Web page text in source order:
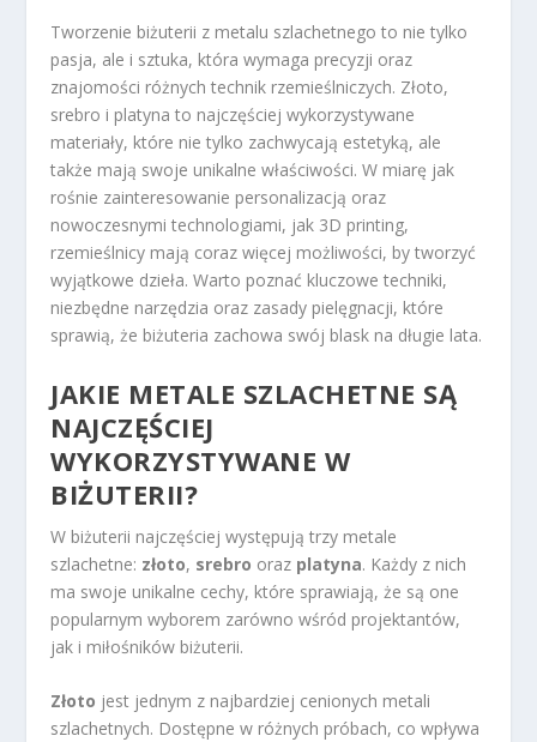
Tworzenie biżuterii z metalu szlachetnego to nie tylko
pasja, ale i sztuka, która wymaga precyzji oraz
znajomości różnych technik rzemieślniczych. Złoto,
srebro i platyna to najczęściej wykorzystywane
materiały, które nie tylko zachwycają estetyką, ale
także mają swoje unikalne właściwości. W miarę jak
rośnie zainteresowanie personalizacją oraz
nowoczesnymi technologiami, jak 3D printing,
rzemieślnicy mają coraz więcej możliwości, by tworzyć
wyjątkowe dzieła. Warto poznać kluczowe techniki,
niezbędne narzędzia oraz zasady pielęgnacji, które
sprawią, że biżuteria zachowa swój blask na długie lata.
JAKIE METALE SZLACHETNE SĄ
NAJCZĘŚCIEJ
WYKORZYSTYWANE W
BIŻUTERII?
W biżuterii najczęściej występują trzy metale
szlachetne: złoto, srebro oraz platyna. Każdy z nich
ma swoje unikalne cechy, które sprawiają, że są one
popularnym wyborem zarówno wśród projektantów,
jak i miłośników biżuterii.
Złoto jest jednym z najbardziej cenionych metali
szlachetnych. Dostępne w różnych próbach, co wpływa